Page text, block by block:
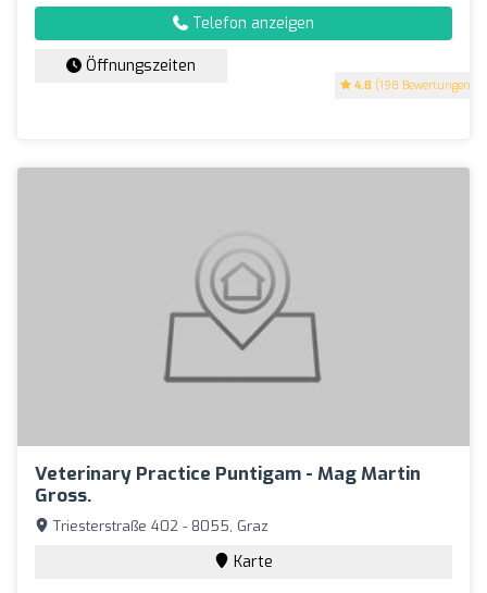
4.8 (198 Bewertungen)
Telefon anzeigen
Öffnungszeiten
Veterinary Practice Puntigam - Mag Martin
Gross.
Triesterstraße 402 - 8055, Graz
Karte